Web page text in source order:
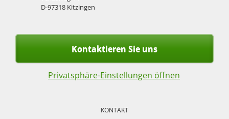
D-97318 Kitzingen
Kontaktieren Sie uns
Privatsphäre-Einstellungen öffnen
KONTAKT